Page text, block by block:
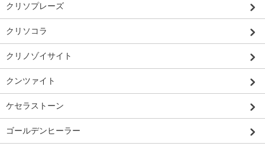
クリソプレーズ
クリソコラ
クリノゾイサイト
クンツァイト
ケセラストーン
ゴールデンヒーラー